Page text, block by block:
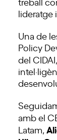
lideratge
Una de
Policy
del CIDAI,
amb el
Latam,